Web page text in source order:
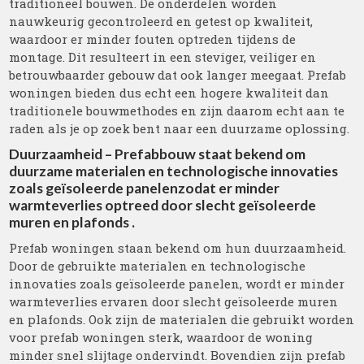
traditioneel bouwen. De onderdelen worden
nauwkeurig gecontroleerd en getest op kwaliteit,
waardoor er minder fouten optreden tijdens de
montage. Dit resulteert in een steviger, veiliger en
betrouwbaarder gebouw dat ook langer meegaat. Prefab
woningen bieden dus echt een hogere kwaliteit dan
traditionele bouwmethodes en zijn daarom echt aan te
raden als je op zoek bent naar een duurzame oplossing.
Duurzaamheid – Prefabbouw staat bekend om
duurzame materialen en technologische innovaties
zoals geïsoleerde panelenzodat er minder
warmteverlies optreed door slecht geïsoleerde
muren en plafonds .
Prefab woningen staan bekend om hun duurzaamheid.
Door de gebruikte materialen en technologische
innovaties zoals geïsoleerde panelen, wordt er minder
warmteverlies ervaren door slecht geïsoleerde muren
en plafonds. Ook zijn de materialen die gebruikt worden
voor prefab woningen sterk, waardoor de woning
minder snel slijtage ondervindt. Bovendien zijn prefab